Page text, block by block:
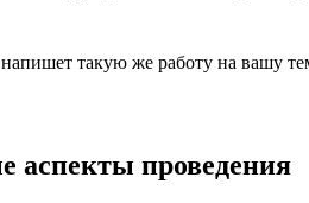
такую же работу на вашу
аспекты проведения